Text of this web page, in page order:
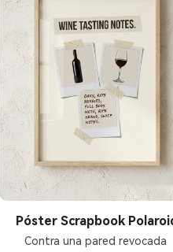
Póster Scrapbook
Contra una pared revocada